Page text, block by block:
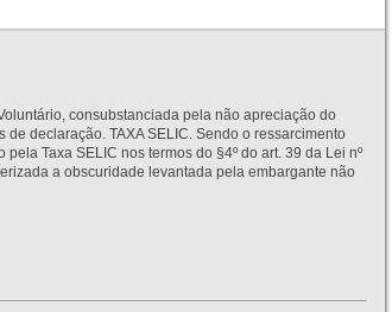
consubstanciada pela não apreciação do
declaração. TAXA SELIC. Sendo o ressarcimento
Taxa SELIC nos termos do §4º do art. 39 da Lei nº
a obscuridade levantada pela embargante não